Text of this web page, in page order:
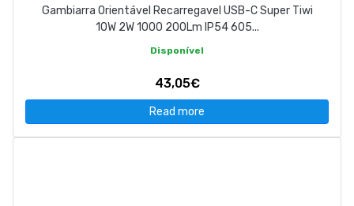
Gambiarra Orientável Recarregavel USB-C Super Tiwi
10W 2W 1000 200Lm IP54 605...
Disponível
43,05€
Read more